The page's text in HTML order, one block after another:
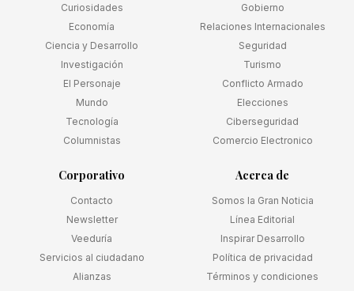
Curiosidades
Economía
Ciencia y Desarrollo
Investigación
El Personaje
Mundo
Tecnología
Columnistas
Gobierno
Relaciones Internacionales
Seguridad
Turismo
Conflicto Armado
Elecciones
Ciberseguridad
Comercio Electronico
Corporativo
Contacto
Newsletter
Veeduría
Servicios al ciudadano
Alianzas
Acerca de
Somos la Gran Noticia
Línea Editorial
Inspirar Desarrollo
Política de privacidad
Términos y condiciones